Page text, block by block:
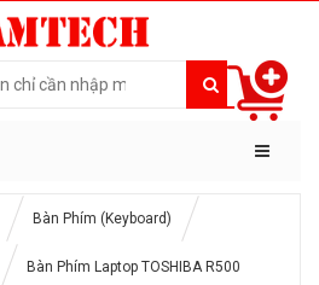
Bàn Phím (Keyboard)
Bàn Phím Laptop TOSHIBA R500